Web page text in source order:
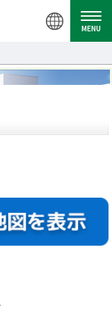
MENU